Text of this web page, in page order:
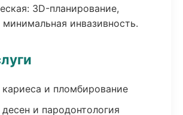
3D-планирование,
инвазивность.
и пломбирование
и пародонтология